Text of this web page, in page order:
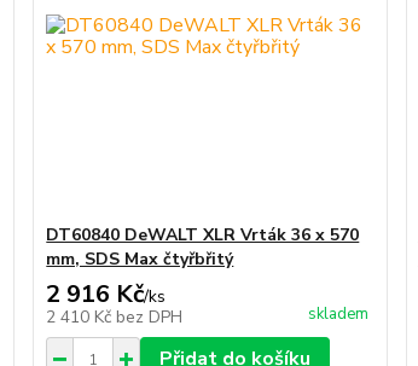
DT60840 DeWALT XLR Vrták 36 x 570
mm, SDS Max čtyřbřitý
2 916 Kč/ks
2 410 Kč bez DPH skladem
Přidat do košíku